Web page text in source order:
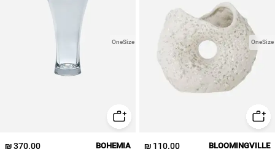
OneSize
110.00 ₪ BLOOMINGVILLE
OneSize
370.00 ₪ BOHEMIA